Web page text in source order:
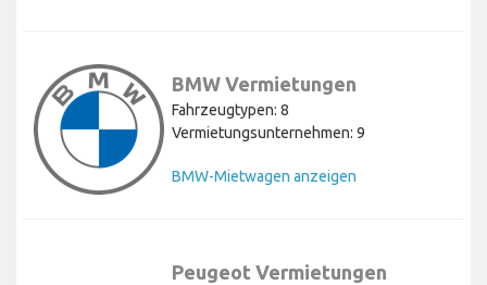
BMW Vermietungen
Fahrzeugtypen: 8
Vermietungsunternehmen: 9
BMW-Mietwagen anzeigen
Peugeot Vermietungen